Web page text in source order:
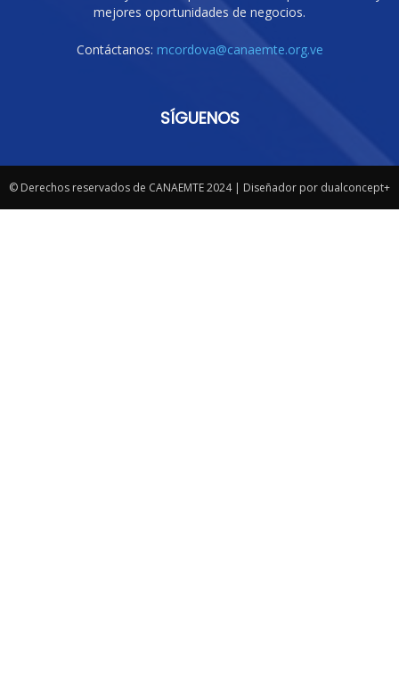
mejores oportunidades de negocios.
Contáctanos: mcordova@canaemte.org.ve
SÍGUENOS
© Derechos reservados de CANAEMTE 2024 | Diseñador por dualconcept+